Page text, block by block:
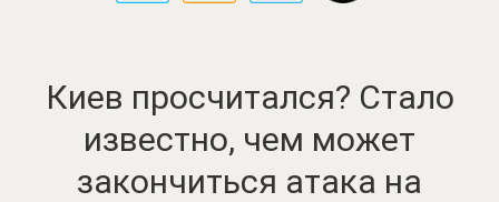
Киев просчитался? Стало
известно, чем может
закончиться атака на